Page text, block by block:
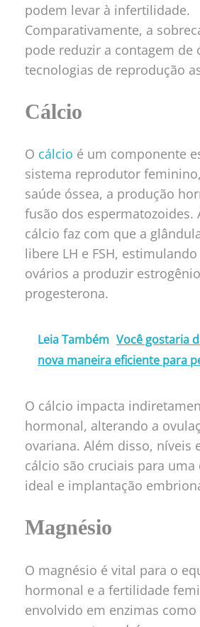
podem levar à infertilidade.
Comparativamente, a
pode reduzir a contagem de
tecnologias de reprodução
Cálcio
O cálcio é um componente
sistema reprodutor
saúde óssea, a produção
fusão dos espermatozoides.
cálcio faz com que a
libere LH e FSH,
ovários a produzir
progesterona.
Leia Também Você gostaria
nova maneira eficiente para
O cálcio impacta
hormonal, alterando a
ovariana. Além disso, níveis
cálcio são cruciais para
ideal e implantação
Magnésio
O magnésio é vital para o
hormonal e a fertilidade
envolvido em enzimas como